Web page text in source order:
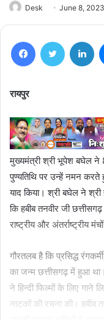
Desk June 8, 2023
FacebookTwitter
रायपुर
मुख्यमंत्री श्री भूपेश बघेल ने 8
पुण्यतिथि पर उन्हें नमन
याद किया। श्री बघेल ने श्री
कि हबीब तनवीर जी
राष्ट्रीय और अंतर्राष्ट्रीय
गौरतलब है कि प्रसिद्ध
का जन्म छत्तीसगढ़ में हुआ था।
ने हिन्दी फिल्मों के लिए
नाटकों की रचना की। हबीब